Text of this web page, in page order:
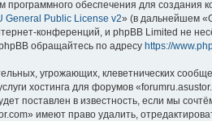
обеспечения для создания
General Public License v2» (в дальнейшем
конференций, и phpBB Limited не
обращайтесь по адресу https://
угрожающих, клеветнических
хостинга для форумов
поставлен в известность, если мы
имеют право удалить,